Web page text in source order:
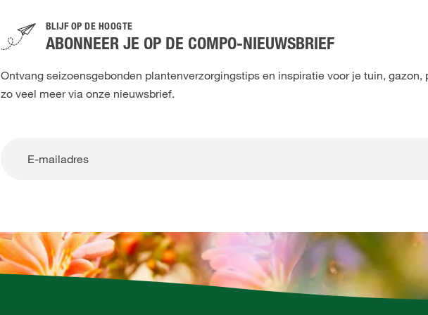
BLIJF OP DE HOOGTE
ABONNEER JE OP DE COMPO-NIEUWSBRIEF
Ontvang seizoensgebonden plantenverzorgingstips en inspiratie voor je tuin, gazon,
zo veel meer via onze nieuwsbrief.